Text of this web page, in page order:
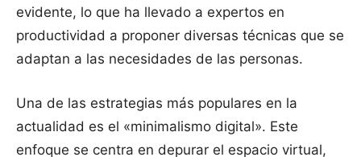
evidente, lo que ha llevado a expertos en
productividad a proponer diversas técnicas que se
adaptan a las necesidades de las personas.
Una de las estrategias más populares en la
actualidad es el «minimalismo digital». Este
enfoque se centra en depurar el espacio virtual,